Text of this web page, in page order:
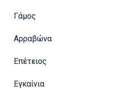
Γάμος
Αρραβώνα
Επέτειος
Εγκαίνια